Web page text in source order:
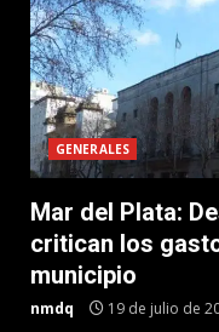
GENERALES
Mar del Plata:
critican los
municipio
nmdq 19 de julio de